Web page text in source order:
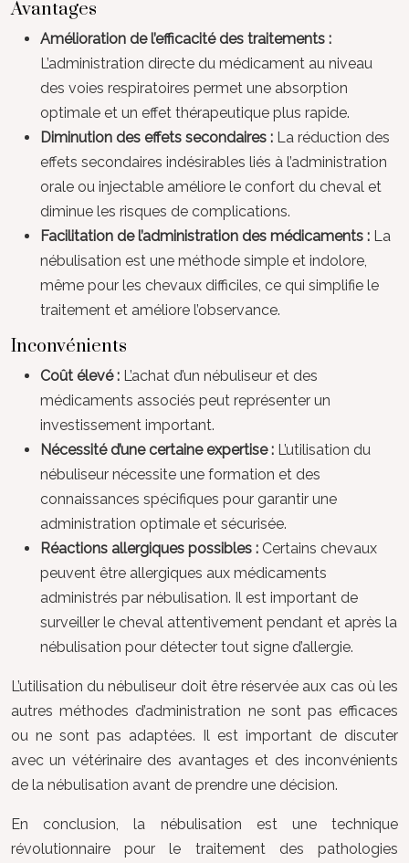
Avantages
Amélioration de l’efficacité des traitements :
L’administration directe du médicament au niveau
des voies respiratoires permet une absorption
optimale et un effet thérapeutique plus rapide.
Diminution des effets secondaires : La réduction des
effets secondaires indésirables liés à l’administration
orale ou injectable améliore le confort du cheval et
diminue les risques de complications.
Facilitation de l’administration des médicaments : La
nébulisation est une méthode simple et indolore,
même pour les chevaux difficiles, ce qui simplifie le
traitement et améliore l’observance.
Inconvénients
Coût élevé : L’achat d’un nébuliseur et des
médicaments associés peut représenter un
investissement important.
Nécessité d’une certaine expertise : L’utilisation du
nébuliseur nécessite une formation et des
connaissances spécifiques pour garantir une
administration optimale et sécurisée.
Réactions allergiques possibles : Certains chevaux
peuvent être allergiques aux médicaments
administrés par nébulisation. Il est important de
surveiller le cheval attentivement pendant et après la
nébulisation pour détecter tout signe d’allergie.
L’utilisation du nébuliseur doit être réservée aux cas où les
autres méthodes d’administration ne sont pas efficaces
ou ne sont pas adaptées. Il est important de discuter
avec un vétérinaire des avantages et des inconvénients
de la nébulisation avant de prendre une décision.
En conclusion, la nébulisation est une technique
révolutionnaire pour le traitement des pathologies